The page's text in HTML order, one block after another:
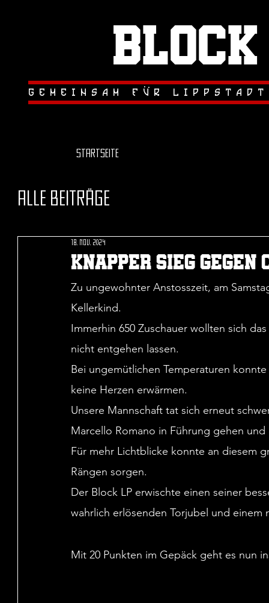
Block
gemeinsam fur
..
Startseite
Alle Beiträge
Knapper sieg
18. Nov. 2024
Zu ungewohnter Anstosszeit, am
Kellerkind.
Immerhin 650 Zuschauer wollten sich
nicht entgehen lassen.
Bei ungemütlichen Temperaturen
keine Herzen erwärmen.
Unsere Mannschaft tat sich erneut
Marcello Romano in Führung gehen
Für mehr Lichtblicke konnte an diesem
Rängen sorgen.
Der Block LP erwischte einen seiner
wahrlich erlösenden Torjubel und
Mit 20 Punkten im Gepäck geht es nun